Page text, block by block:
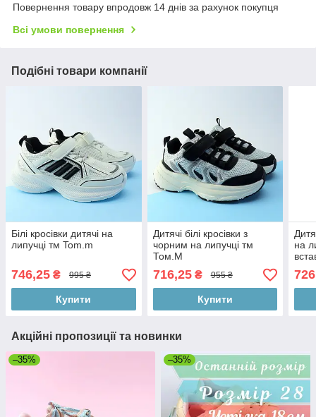
Повернення товару впродовж 14 днів за рахунок покупця
Всі умови повернення
Подібні товари компанії
Білі кросівки дитячі на
липучці тм Tom.m
746,25 ₴ 995 ₴
Купити
Дитячі білі кросівки з
чорним на липучці тм
Том.M
716,25₴ 955 ₴
Купити
на
Акційні пропозиції та новинки
–35% –35%